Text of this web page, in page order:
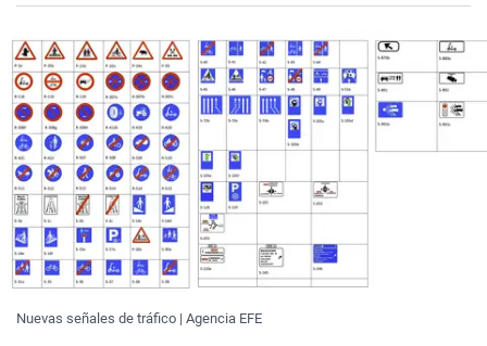
País Vasco
Nuevas señales de tráfico | Agencia EFE